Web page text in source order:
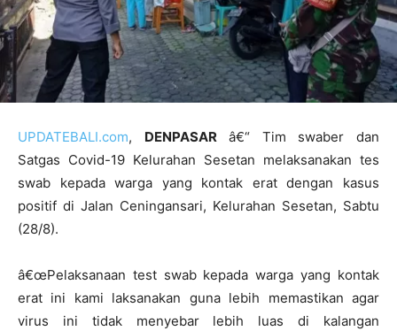
UPDATEBALI.com, DENPASARâ€“ Tim swaber dan
Satgas Covid-19 Kelurahan Sesetan melaksanakan tes
swab kepada warga yang kontak erat dengan kasus
positif di Jalan Ceningansari, Kelurahan Sesetan, Sabtu
(28/8).
â€œPelaksanaan test swab kepada warga yang kontak
erat ini kami laksanakan guna lebih memastikan agar
virus ini tidak menyebar lebih luas di kalangan